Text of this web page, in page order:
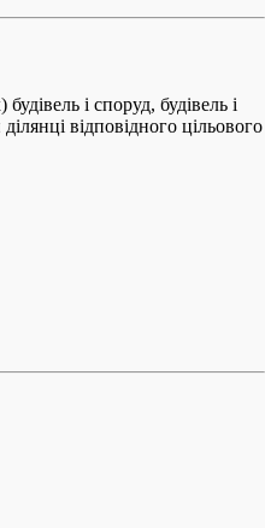
і споруд, будівель і
відповідного цільового